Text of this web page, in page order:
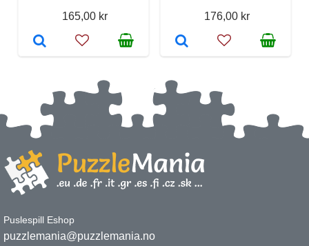
165,00 kr
176,00 kr
Puslespill Eshop
puzzlemania@puzzlemania.no